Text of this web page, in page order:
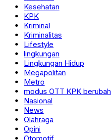
Kesehatan
KPK
Kriminal
Kriminalitas
Lifestyle
lingkungan
Lingkungan Hidup
Megapolitan
Metro
modus OTT KPK berubah
Nasional
News
Olahraga
Opini